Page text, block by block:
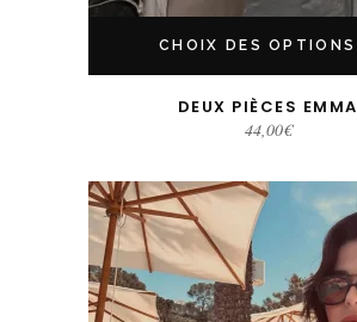
CHOIX DES OPTIONS
DEUX PIÈCES EMMA
44,00€